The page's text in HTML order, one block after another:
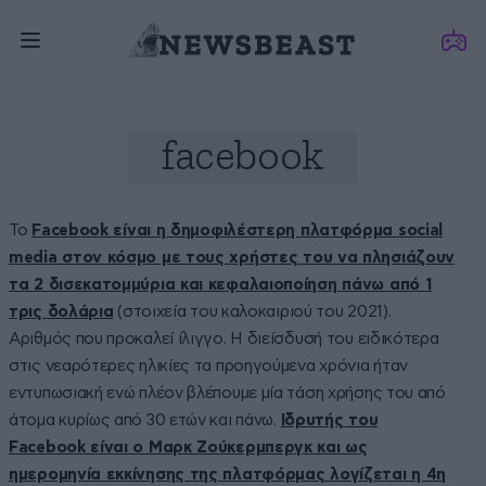
facebook
To Facebook είναι η δημοφιλέστερη πλατφόρμα social
media στον κόσμο με τους χρήστες του να πλησιάζουν
τα 2 δισεκατομμύρια και κεφαλαιοποίηση πάνω από 1
τρις δολάρια (στοιχεία του καλοκαιριού του 2021).
Αριθμός που προκαλεί ίλιγγο. Η διείσδυσή του ειδικότερα
στις νεαρότερες ηλικίες τα προηγούμενα χρόνια ήταν
εντυπωσιακή ενώ πλέον βλέπουμε μία τάση χρήσης του από
άτομα κυρίως από 30 ετών και πάνω. Ιδρυτής του
Facebook είναι ο Μαρκ Ζούκερμπεργκ και ως
ημερομηνία εκκίνησης της πλατφόρμας λογίζεται η 4η